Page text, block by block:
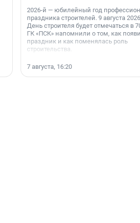
2026-й — юбилейный год
праздника строителей. 9 августа
День строителя будет отмечаться в
ГК «ПСК» напомнили о том, как
праздник и как поменялась роль
строительства.
7 августа, 16:20